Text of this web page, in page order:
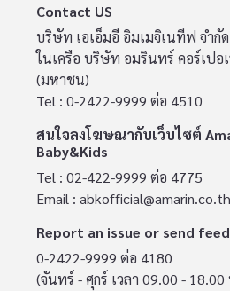
Contact US
บริษัท เอเอ็มอี อิมเมจิเนทีฟ จำกัด
ในเครือ บริษัท อมรินทร์ คอร์เปอ
(มหาชน)
Tel : 0-2422-9999 ต่อ 4510
สนใจลงโฆษณากับเว็บไซต์
Baby&Kids
Tel : 02-422-9999 ต่อ 4775
Email : abkofficial@amarin.co.th
Report an issue or send
0-2422-9999 ต่อ 4180
(จันทร์ - ศุกร์ เวลา 09.00 - 18.00